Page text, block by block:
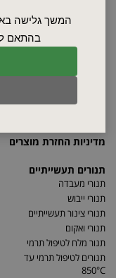
המשך גלישה
בהתאם
הצהרת נגישות
מדיניות החזרת מוצרים
תנורים תעשייתיים
תנורי מעבדה
תנורי ייבוש
תנורי צינור תעשייתיים
תנורי ואקום
תנור מלח לטיפול תרמי
תנורים לטיפול תרמי עד
850°C